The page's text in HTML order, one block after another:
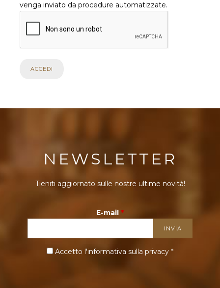
venga inviato da procedure automatizzate.
NEWSLETTER
Tieniti aggiornato sulle nostre ultime novità!
E-mail *
Accetto l'informativa sulla privacy *